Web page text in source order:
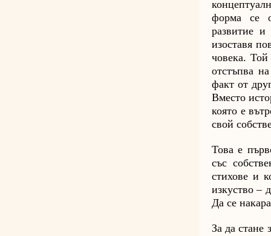
форма се
развитие и
изоставя
човека.
отстъпва
факт от
Вместо
която е
свой
Това е
със
стихове и
изкуство –
Да се
За да стане